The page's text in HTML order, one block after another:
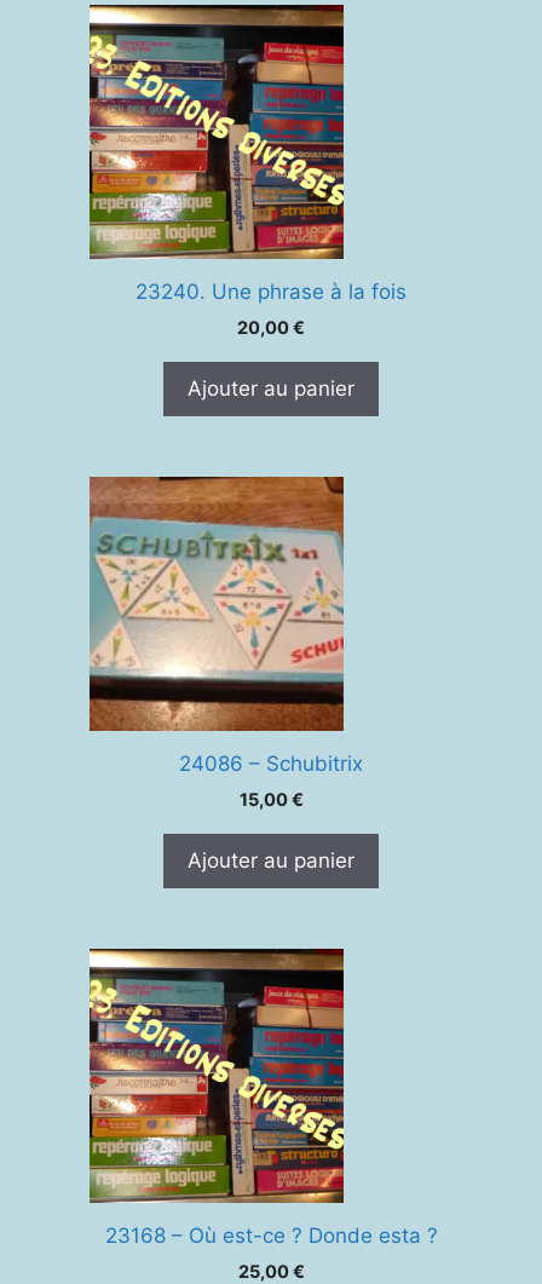
23240. Une phrase à la fois
20,00€
Ajouter au panier
24086 – Schubitrix
15,00€
Ajouter au panier
23168 – Où est-ce ? Donde esta ?
25,00€